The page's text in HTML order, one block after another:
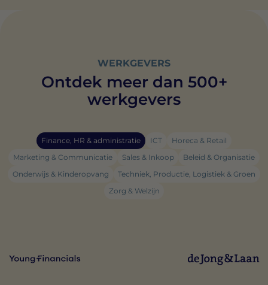
WERKGEVERS
Ontdek meer dan 500+
werkgevers
Finance, HR & administratie ICT
Horeca & Retail
Marketing & Communicatie
Sales & Inkoop
Beleid & Organisatie
Onderwijs & Kinderopvang
Techniek, Productie, Logistiek & Groen
Zorg & Welzijn